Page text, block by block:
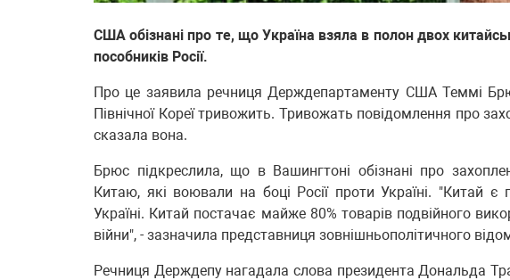
США обізнані про те, що Україна взяла в полон двох
пособників Росії.
Про це заявила речниця Держдепартаменту США Теммі
Північної Кореї тривожить. Тривожать повідомлення про
сказала вона.
Брюс підкреслила, що в Вашингтоні обізнані про
Китаю, які воювали на боці Росії проти Україні. "Китай є
Україні. Китай постачає майже 80% товарів подвійного
війни", - зазначила представниця зовнішньополітичного
Речниця Держдепу нагадала слова президента Дональда